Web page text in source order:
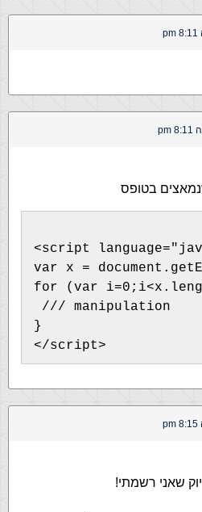
<script
var x =
for (var
/// manipulation
}
</script>
שאני רשמתי!